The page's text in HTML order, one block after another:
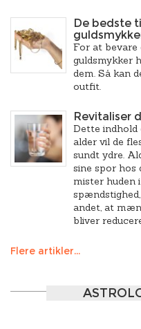
De bedste
For at bevare
guldsmykker
dem. Så kan
outfit.
Revitaliser
Dette indhold
alder vil de
sundt ydre.
sine spor hos
mister huden
andet, at
bliver
Flere artikler...